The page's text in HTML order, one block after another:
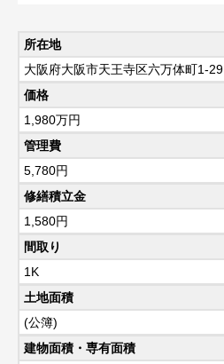
所在地
大阪府大阪市天王寺区六万体町1-29
価格
1,980万円
管理費
5,780円
修繕積立金
1,580円
間取り
1K
土地面積
(公簿)
建物面積・専有面積